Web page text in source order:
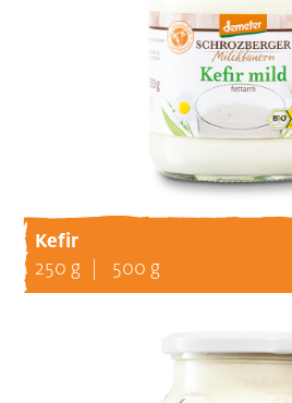
Kefir
250 g 500 g